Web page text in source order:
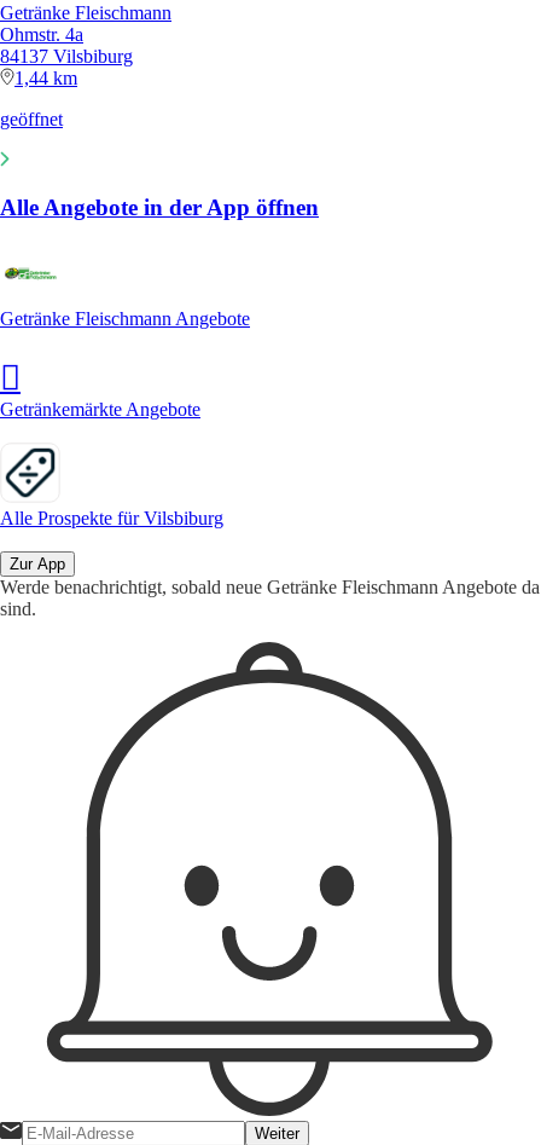
Getränke Fleischmann
Ohmstr. 4a
84137 Vilsbiburg
1,44 km
geöffnet
Alle Angebote in der App öffnen
Getränke Fleischmann Angebote
Getränkemärkte Angebote
Alle Prospekte für Vilsbiburg
Zur App
Werde benachrichtigt, sobald neue Getränke Fleischmann Angebote da
sind.
Weiter